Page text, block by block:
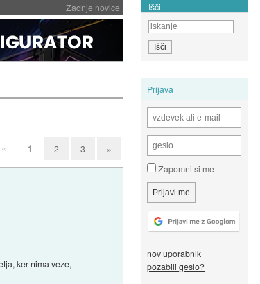
Zadnje novice Išči:
Prijava
Zapomni si me
nov uporabnik
pozabili geslo?
« 1 2 3 »
ker nima veze,